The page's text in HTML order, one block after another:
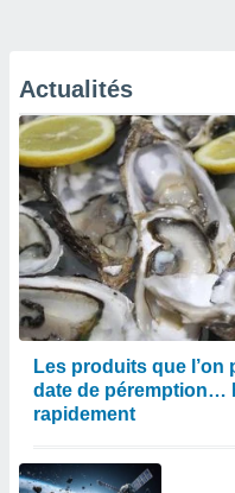
Actualités
Les produits que
date de péremption…
rapidement